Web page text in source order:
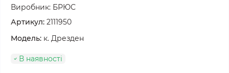
Виробник: БРЮС
Артикул: 2111950
Модель: к. Дрезден
В наявності